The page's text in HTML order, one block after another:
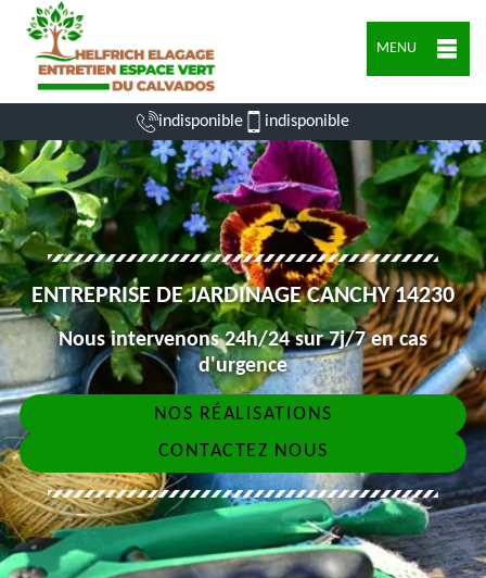
MENU
indisponible indisponible
ENTREPRISE DE JARDINAGE CANCHY 14230
Nous intervenons 24h/24 sur 7j/7 en cas
d'urgence
NOS RÉALISATIONS
CONTACTEZ NOUS